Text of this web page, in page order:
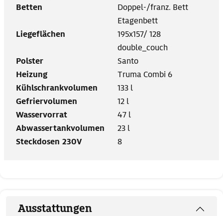
Betten
Doppel-/franz. Bett
Etagenbett
Liegeflächen
195x157/ 128
double_couch
Polster
Santo
Heizung
Truma Combi 6
Kühlschrankvolumen
133 l
Gefriervolumen
12 l
Wasservorrat
47 l
Abwassertankvolumen
23 l
Steckdosen 230V
8
Ausstattungen